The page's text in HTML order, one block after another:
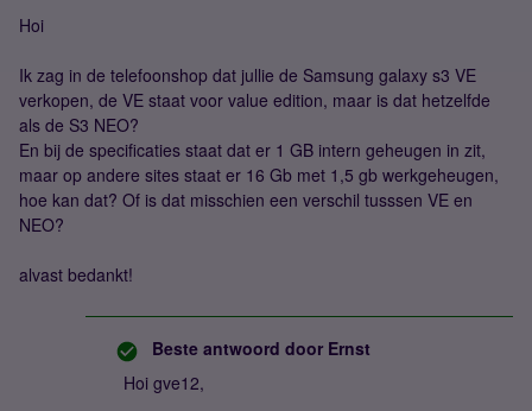
Hoi
Ik zag in de telefoonshop dat jullie de Samsung galaxy s3 VE
verkopen, de VE staat voor value edition, maar is dat hetzelfde
als de S3 NEO?
En bij de specificaties staat dat er 1 GB intern geheugen in zit,
maar op andere sites staat er 16 Gb met 1,5 gb werkgeheugen,
hoe kan dat? Of is dat misschien een verschil tusssen VE en
NEO?
alvast bedankt!
Beste antwoord door Ernst
Hoi gve12,